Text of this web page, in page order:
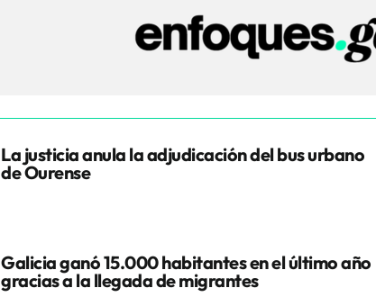
La justicia anula la adjudicación del bus urbano
de Ourense
Galicia ganó 15.000 habitantes en el último año
gracias a la llegada de migrantes